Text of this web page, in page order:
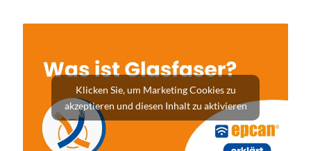
Klicken Sie, um Marketing Cookies zu
akzeptieren und diesen Inhalt zu aktivieren